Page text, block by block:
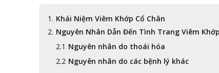
Khái Niệm Viêm Khớp Cổ Chân
Nguyên Nhân Dẫn Đến Tình Trang Viêm
Nguyên nhân do thoái hóa
Nguyên nhân do các bệnh lý khác